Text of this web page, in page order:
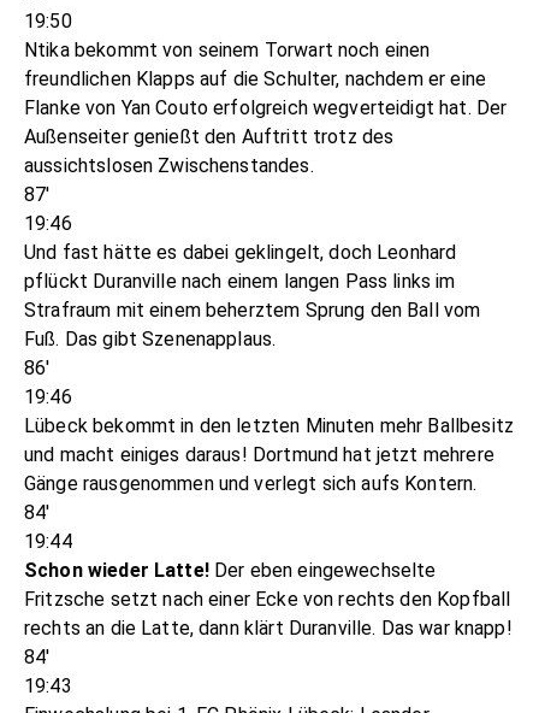
19:50
Ntika bekommt von seinem Torwart noch einen
freundlichen Klapps auf die Schulter, nachdem er eine
Flanke von Yan Couto erfolgreich wegverteidigt hat. Der
Außenseiter genießt den Auftritt trotz des
aussichtslosen Zwischenstandes.
87'
19:46
Und fast hätte es dabei geklingelt, doch Leonhard
pflückt Duranville nach einem langen Pass links im
Strafraum mit einem beherztem Sprung den Ball vom
Fuß. Das gibt Szenenapplaus.
86'
19:46
Lübeck bekommt in den letzten Minuten mehr Ballbesitz
und macht einiges daraus! Dortmund hat jetzt mehrere
Gänge rausgenommen und verlegt sich aufs Kontern.
84'
19:44
Schon wieder Latte!Der eben eingewechselte
Fritzsche setzt nach einer Ecke von rechts den Kopfball
rechts an die Latte, dann klärt Duranville. Das war knapp!
84'
19:43